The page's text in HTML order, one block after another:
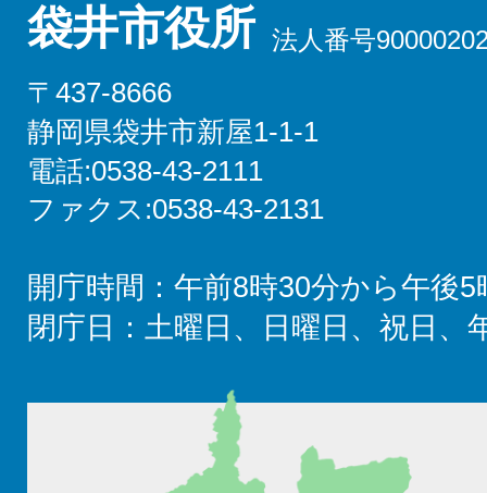
袋井市役所 法人番号
〒437-8666
静岡県袋井市新屋1-1-1
電話:0538-43-2111
ファクス:0538-43-2131
開庁時間：午前8時30分から午後5
閉庁日：土曜日、日曜日、祝日、